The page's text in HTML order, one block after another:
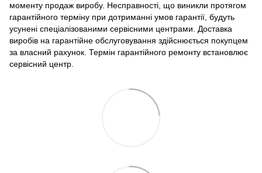
моменту продаж виробу. Несправності, що виникли протягом
гарантійного терміну при дотриманні умов гарантії, будуть
усунені спеціалізованими сервісними центрами. Доставка
виробів на гарантійне обслуговування здійснюється покупцем
за власний рахунок. Термін гарантійного ремонту встановлює
сервісний центр.